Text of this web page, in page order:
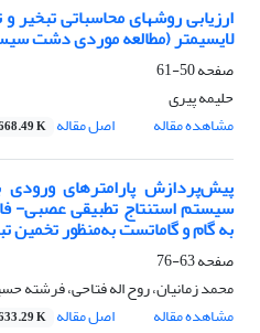
ارزیابی روشهای محاسباتی تبخیر
لایسیمتر (مطالعه موردی دشت
صفحه50-61
حلیمه پیری
مشاهده مقاله
اصل مقاله K
پیش‌پردازش پارامترهای
سیستم استنتاج تطبیقی عصبی-
به گام و گاماتست به‌منظور تخمین
صفحه63-76
محمد زمانیان، روح اله فتاحی، فرشته
مشاهده مقاله
اصل مقاله K